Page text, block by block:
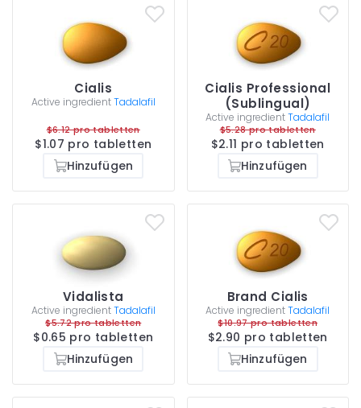
Cialis
Active ingredientTadalafil
$6.12 pro tabletten
$1.07 pro tabletten
Hinzufügen
Cialis Professional
(Sublingual)
Active ingredientTadalafil
$5.28 pro tabletten
$2.11 pro tabletten
Hinzufügen
Vidalista
Active ingredientTadalafil
$5.72 pro tabletten
$0.65 pro tabletten
Hinzufügen
Brand Cialis
Active ingredientTadalafil
$10.97 pro tabletten
$2.90 pro tabletten
Hinzufügen